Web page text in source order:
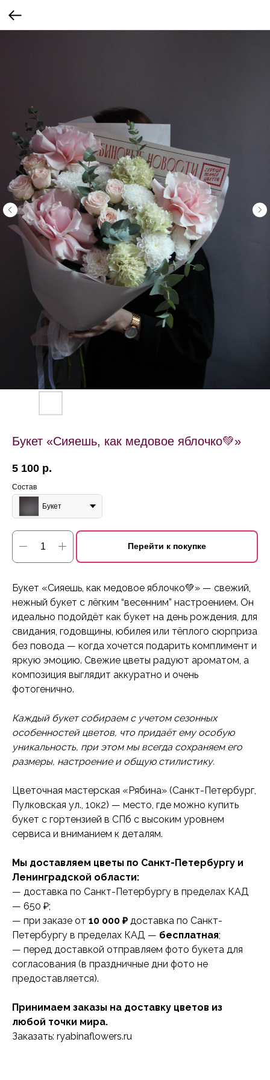
Букет «Сияешь, как медовое яблочко💚»
5 100 р.
Состав
Букет
Перейти к покупке
Букет «Сияешь, как медовое яблочко💚» — свежий,
нежный букет с лёгким “весенним” настроением. Он
идеально подойдёт как букет на день рождения, для
свидания, годовщины, юбилея или тёплого сюрприза
без повода — когда хочется подарить комплимент и
яркую эмоцию. Свежие цветы радуют ароматом, а
композиция выглядит аккуратно и очень
фотогенично.
Каждый букет собираем с учетом сезонных
особенностей цветов, что придаёт ему особую
уникальность, при этом мы всегда сохраняем его
размеры, настроение и общую стилистику.
Цветочная мастерская «Рябина» (Санкт-Петербург,
Пулковская ул., 10к2) — место, где можно купить
букет с гортензией в СПб с высоким уровнем
сервиса и вниманием к деталям.
Мы доставляем цветы по Санкт-Петербургу и
Ленинградской области:
— доставка по Санкт-Петербургу в пределах КАД
— 650 ₽;
— при заказе от 10 000 ₽ доставка по Санкт-
Петербургу в пределах КАД — бесплатная;
— перед доставкой отправляем фото букета для
согласования (в праздничные дни фото не
предоставляется).
Принимаем заказы на доставку цветов из
любой точки мира.
Заказать: ryabinaflowers.ru